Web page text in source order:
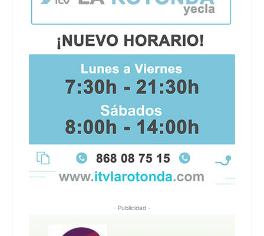
- Publicidad -